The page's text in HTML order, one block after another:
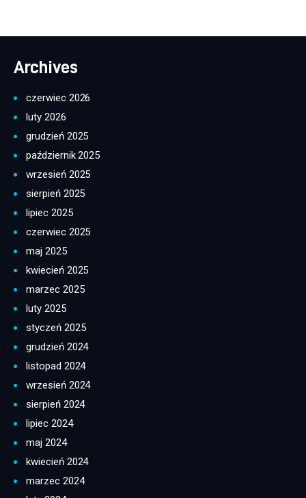
Archives
czerwiec 2026
luty 2026
grudzień 2025
październik 2025
wrzesień 2025
sierpień 2025
lipiec 2025
czerwiec 2025
maj 2025
kwiecień 2025
marzec 2025
luty 2025
styczeń 2025
grudzień 2024
listopad 2024
wrzesień 2024
sierpień 2024
lipiec 2024
maj 2024
kwiecień 2024
marzec 2024